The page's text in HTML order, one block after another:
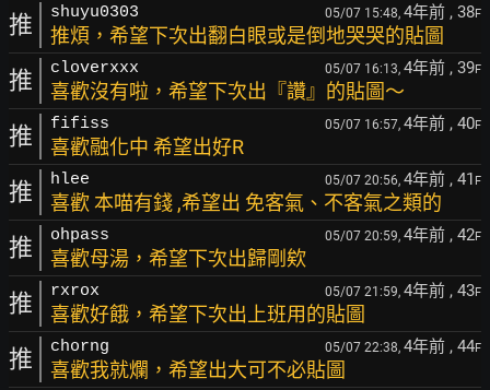
推 shuyu0303 05/07 15:48, 4年前 , 38F
推煩，希望下次出翻白眼或是倒地哭哭的貼圖
推 cloverxxx 05/07 16:13, 4年前 , 39F
喜歡沒有啦，希望下次出『讚』的貼圖～
推 fifiss 05/07 16:57, 4年前 , 40F
喜歡融化中 希望出好R
推 hlee 05/07 20:56, 4年前 , 41 F
喜歡 本喵有錢 ,希望出 免客氣、不客氣之類的
推 ohpass 05/07 20:59, 4年前 , 42F
喜歡母湯，希望下次出歸剛欸
推 rxrox 05/07 21:59, 4年前 , 43F
喜歡好餓，希望下次出上班用的貼圖
推 chorng 05/07 22:38, 4年前 , 44F
喜歡我就爛，希望出大可不必貼圖